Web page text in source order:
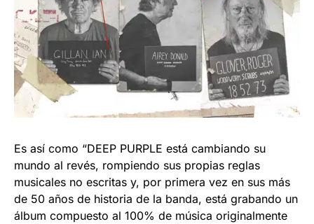
Es así como “DEEP PURPLE está cambiando su
mundo al revés, rompiendo sus propias reglas
musicales no escritas y, por primera vez en sus más
de 50 años de historia de la banda, está grabando un
álbum compuesto al 100% de música originalmente